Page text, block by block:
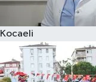
Kocaeli